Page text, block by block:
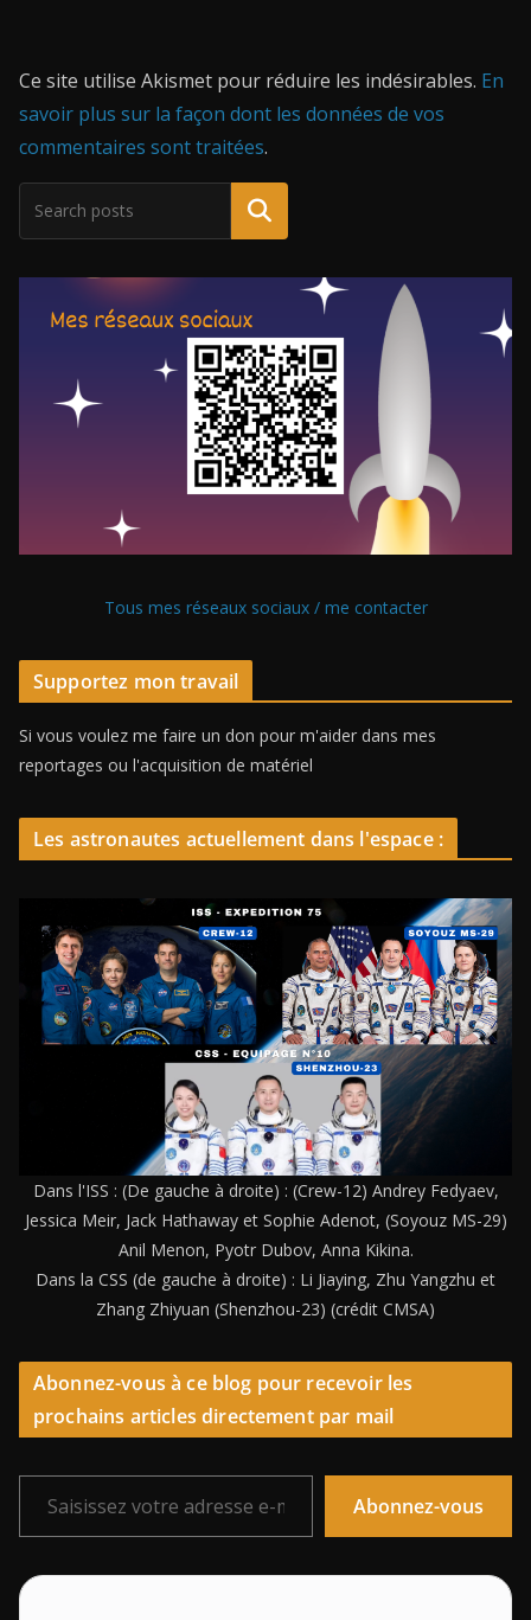
Ce site utilise Akismet pour réduire les indésirables. En
savoir plus sur la façon dont les données de vos
commentaires sont traitées.
Tous mes réseaux sociaux / me contacter
Supportez mon travail
Si vous voulez me faire un don pour m'aider dans mes
reportages ou l'acquisition de matériel
Les astronautes actuellement dans l'espace :
Dans l'ISS : (De gauche à droite) : (Crew-12) Andrey Fedyaev,
Jessica Meir, Jack Hathaway et Sophie Adenot, (Soyouz MS-29)
Anil Menon, Pyotr Dubov, Anna Kikina.
Dans la CSS (de gauche à droite) : Li Jiaying, Zhu Yangzhu et
Zhang Zhiyuan (Shenzhou-23) (crédit CMSA)
Abonnez-vous à ce blog pour recevoir les
prochains articles directement par mail
Saisissez votre adresse e-mail…
Abonnez-vous